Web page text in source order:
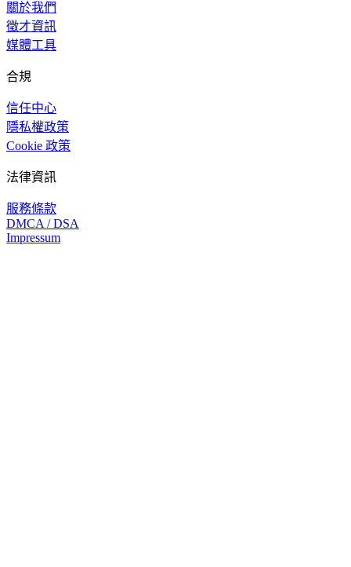
關於我們
徵才資訊
媒體工具
合規
信任中心
隱私權政策
Cookie 政策
法律資訊
服務條款
DMCA / DSA
Impressum